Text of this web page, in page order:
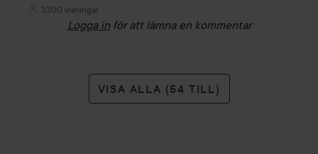
3300 visningar
Logga in för att lämna en kommentar
VISA ALLA (54 TILL)